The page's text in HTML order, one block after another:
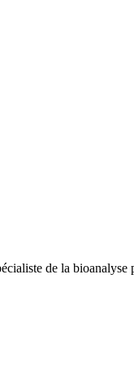
de la bioanalyse